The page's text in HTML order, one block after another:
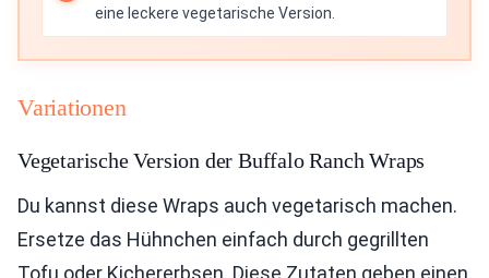
eine leckere vegetarische Version.
Variationen
Vegetarische Version der Buffalo Ranch Wraps
Du kannst diese Wraps auch vegetarisch machen.
Ersetze das Hühnchen einfach durch gegrillten